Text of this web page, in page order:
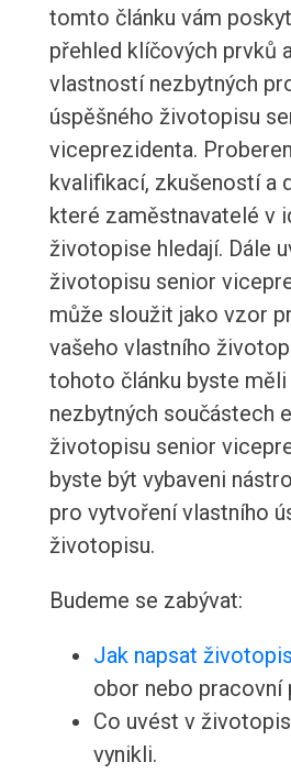
tomto článku vám
přehled klíčových prvků
vlastností nezbytných
úspěšného životopisu
viceprezidenta.
kvalifikací, zkušeností a
které zaměstnavatelé v
životopise hledají. Dále
životopisu senior
může sloužit jako vzor
vašeho vlastního
tohoto článku byste
nezbytných součástech
životopisu senior
byste být vybaveni
pro vytvoření vlastního
životopisu.
Budeme se zabývat:
Jak napsat životopis
obor nebo pracovní
Co uvést v
vynikli.